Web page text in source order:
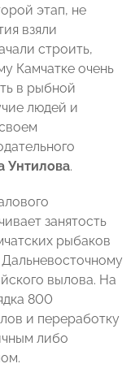
этап, не
взяли
строить,
Камчатке очень
в рыбной
людей и
Унтилова.
занятость
рыбаков
вылова. На
800
и переработку
либо